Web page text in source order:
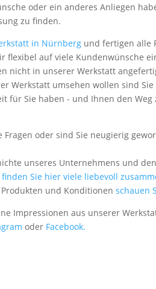
oder ein anderes Anliegen
zu finden.
in Nürnberg und fertigen alle
flexibel auf viele Kundenwünsche
nicht in unserer Werkstatt
Werkstatt umsehen wollen sind
für Sie haben - und Ihnen den
Fragen oder sind Sie neugierig
unseres Unternehmens und
Sie hier viele liebevoll
Produkten und Konditionenschauen
Impressionen aus unserer
oder Facebook.